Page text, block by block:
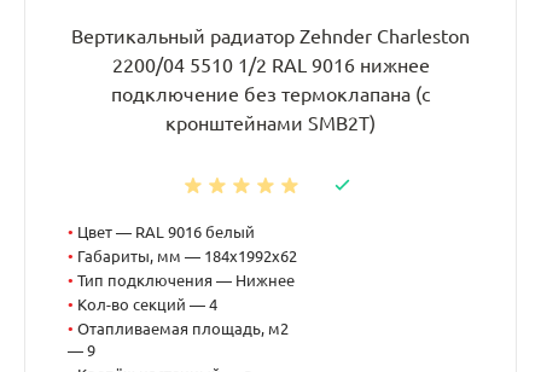
Вертикальный радиатор Zehnder Charleston
2200/04 5510 1/2 RAL 9016 нижнее
подключение без термоклапана (с
кронштейнами SMB2T)
• Цвет — RAL 9016 белый
• Габариты, мм — 184x1992x62
• Тип подключения — Нижнее
• Кол-во секций — 4
• Отапливаемая площадь, м2
— 9